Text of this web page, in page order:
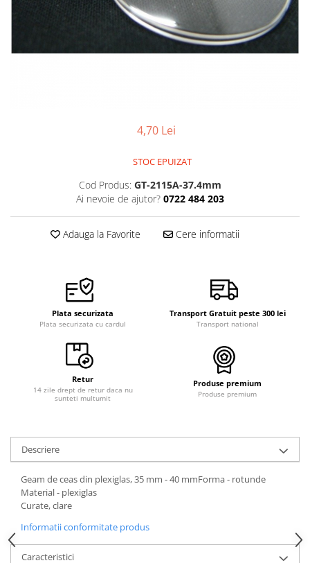
Ceasuri Daniel Klein
Ceasuri Q&Q
Scule de Mana
Surubelnite fine
4,70 Lei
STOC EPUIZAT
Cod Produs: GT-2115A-37.4mm
Ai nevoie de ajutor? 0722 484 203
Adauga la Favorite Cere informatii
Plata securizata
Plata securizata cu cardul
Transport Gratuit peste 300 lei
Transport national
Retur
14 zile drept de retur daca nu
sunteti multumit
Produse premium
Produse premium
Descriere
Geam de ceas din plexiglas, 35 mm - 40 mmForma - rotunde
Material - plexiglas
Curate, clare
Informatii conformitate produs
Caracteristici